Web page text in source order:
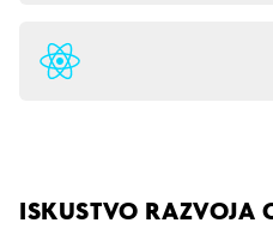
ISKUSTVO RAZVOJA